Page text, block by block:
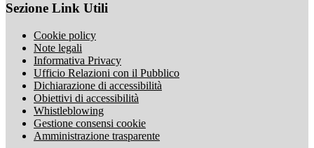
Sezione Link Utili
Cookie policy
Note legali
Informativa Privacy
Ufficio Relazioni con il Pubblico
Dichiarazione di accessibilità
Obiettivi di accessibilità
Whistleblowing
Gestione consensi cookie
Amministrazione trasparente